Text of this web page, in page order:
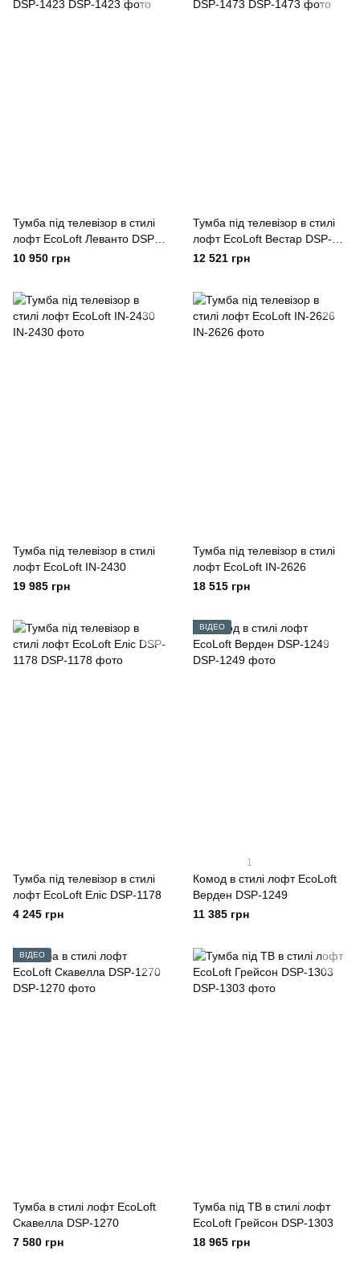
Тумба під телевізор в стилі
лофт EcoLoft Леванто DSP-
1423
10 950 грн
Тумба під телевізор в стилі
лофт EcoLoft Вестар DSP-
1473
12 521 грн
Тумба під телевізор в стилі
лофт EcoLoft IN-2430
19 985 грн
Тумба під телевізор в стилі
лофт EcoLoft IN-2626
18 515 грн
Тумба під телевізор в стилі
лофт EcoLoft Еліс DSP-1178
4 245 грн
ВІДЕО
1
Комод в стилі лофт EcoLoft
Верден DSP-1249
11 385 грн
ВІДЕО
Тумба в стилі лофт EcoLoft
Скавелла DSP-1270
7 580 грн
Тумба під ТВ в стилі лофт
EcoLoft Грейсон DSP-1303
18 965 грн